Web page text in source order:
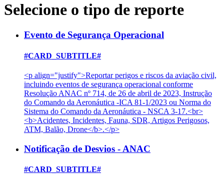
Selecione o tipo de reporte
Evento de Segurança Operacional
#CARD_SUBTITLE#
<p align="justify">Reportar perigos e riscos da aviação civil,
incluindo eventos de segurança operacional conforme
Resolução ANAC nº 714, de 26 de abril de 2023, Instrução
do Comando da Aeronáutica -ICA 81-1/2023 ou Norma do
Sistema do Comando da Aeronáutica - NSCA 3-17.<br>
<b>Acidentes, Incidentes, Fauna, SDR, Artigos Perigosos,
ATM, Balão, Drone</b>.</p>
Notificação de Desvios - ANAC
#CARD_SUBTITLE#